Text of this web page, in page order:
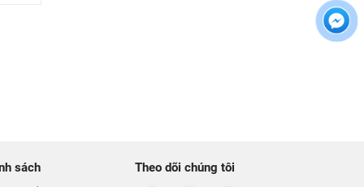
là
sách Theo dõi chúng tôi